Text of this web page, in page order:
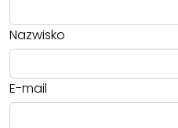
Nazwisko
E-mail